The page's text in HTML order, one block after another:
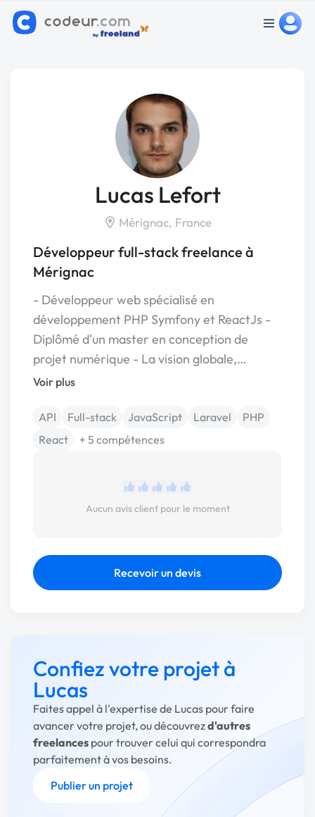
Lucas Lefort
Mérignac, France
Développeur full-stack freelance à
Mérignac
- Développeur web spécialisé en
développement PHP Symfony et ReactJs -
Diplômé d'un master en conception de
projet numérique - La vision globale,…
Voir plus
API Full-stack JavaScript Laravel
PHP
React
+ 5 compétences
Aucun avis client pour le moment
Recevoir un devis
Confiez votre projet à
Lucas
Faites appel à l'expertise de Lucas pour faire
avancer votre projet, ou découvrezd'autres
freelances pour trouver celui qui correspondra
parfaitement à vos besoins.
Publier un projet